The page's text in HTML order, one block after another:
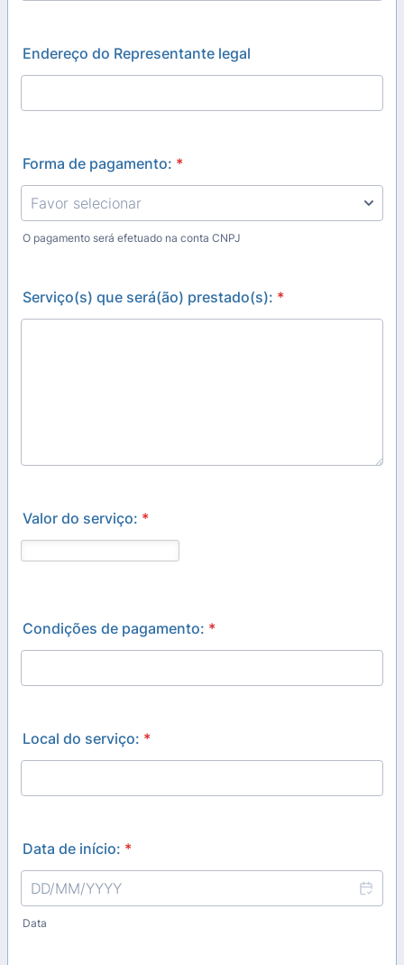
Endereço do Representante legal
Forma de pagamento: *
O pagamento será efetuado na conta CNPJ
Serviço(s) que será(ão) prestado(s): *
Valor do serviço: *
Condições de pagamento: *
Local do serviço: *
Data de início: *
Data